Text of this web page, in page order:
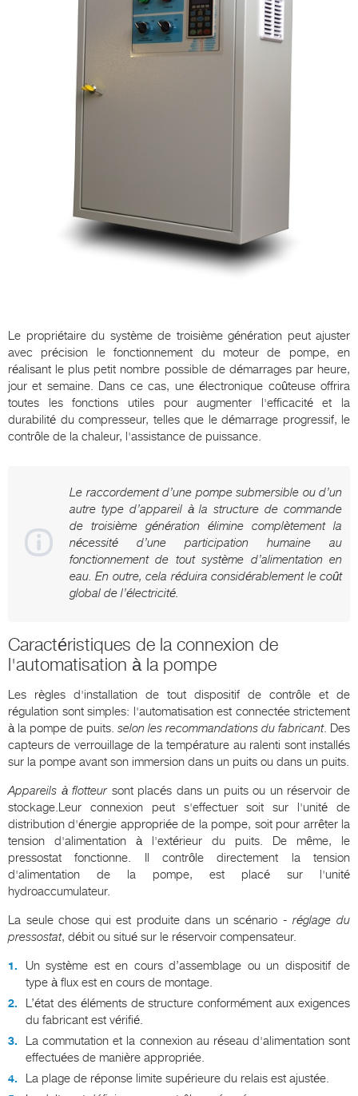
Le propriétaire du système de troisième génération peut ajuster
avec précision le fonctionnement du moteur de pompe, en
réalisant le plus petit nombre possible de démarrages par heure,
jour et semaine. Dans ce cas, une électronique coûteuse offrira
toutes les fonctions utiles pour augmenter l'efficacité et la
durabilité du compresseur, telles que le démarrage progressif, le
contrôle de la chaleur, l'assistance de puissance.
Le raccordement d’une pompe submersible ou d’un
autre type d’appareil à la structure de commande
de troisième génération élimine complètement la
nécessité d’une participation humaine au
fonctionnement de tout système d’alimentation en
eau. En outre, cela réduira considérablement le coût
global de l’électricité.
Caractéristiques de la connexion de
l'automatisation à la pompe
Les règles d'installation de tout dispositif de contrôle et de
régulation sont simples: l'automatisation est connectée strictement
à la pompe de puits. selon les recommandations du fabricant. Des
capteurs de verrouillage de la température au ralenti sont installés
sur la pompe avant son immersion dans un puits ou dans un puits.
Appareils à flotteursont placés dans un puits ou un réservoir de
stockage.Leur connexion peut s'effectuer soit sur l'unité de
distribution d'énergie appropriée de la pompe, soit pour arrêter la
tension d'alimentation à l'extérieur du puits. De même, le
pressostat fonctionne. Il contrôle directement la tension
d'alimentation de la pompe, est placé sur l'unité
hydroaccumulateur.
La seule chose qui est produite dans un scénario -réglage du
pressostat, débit ou situé sur le réservoir compensateur.
Un système est en cours d’assemblage ou un dispositif de
type à flux est en cours de montage.
L’état des éléments de structure conformément aux exigences
du fabricant est vérifié.
La commutation et la connexion au réseau d'alimentation sont
effectuées de manière appropriée.
La plage de réponse limite supérieure du relais est ajustée.